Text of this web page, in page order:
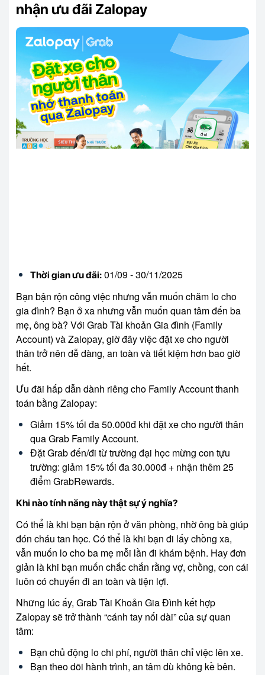
nhận ưu đãi Zalopay
Thời gian ưu đãi: 01/09 - 30/11/2025
Bạn bận rộn công việc nhưng vẫn muốn chăm lo cho
gia đình? Bạn ở xa nhưng vẫn muốn quan tâm đến ba
mẹ, ông bà? Với Grab Tài khoản Gia đình (Family
Account) và Zalopay, giờ đây việc đặt xe cho người
thân trở nên dễ dàng, an toàn và tiết kiệm hơn bao giờ
hết.
Ưu đãi hấp dẫn dành riêng cho Family Account thanh
toán bằng Zalopay:
Giảm 15% tối đa 50.000đ khi đặt xe cho người thân
qua Grab Family Account.
Đặt Grab đến/đi từ trường đại học mừng con tựu
trường: giảm 15% tối đa 30.000đ + nhận thêm 25
điểm GrabRewards.
Khi nào tính năng này thật sự ý nghĩa?
Có thể là khi bạn bận rộn ở văn phòng, nhờ ông bà giúp
đón cháu tan học. Có thể là khi bạn đi lấy chồng xa,
vẫn muốn lo cho ba mẹ mỗi lần đi khám bệnh. Hay đơn
giản là khi bạn muốn chắc chắn rằng vợ, chồng, con cái
luôn có chuyến đi an toàn và tiện lợi.
Những lúc ấy, Grab Tài Khoản Gia Đình kết hợp
Zalopay sẽ trở thành “cánh tay nối dài” của sự quan
tâm:
Bạn chủ động lo chi phí, người thân chỉ việc lên xe.
Bạn theo dõi hành trình, an tâm dù không kề bên.